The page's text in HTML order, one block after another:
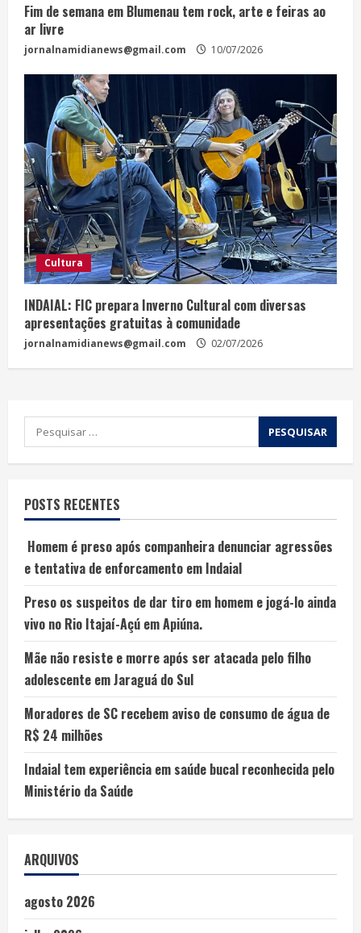
Fim de semana em Blumenau tem rock, arte e feiras ao
ar livre
jornalnamidianews@gmail.com 10/07/2026
Cultura
INDAIAL: FIC prepara Inverno Cultural com diversas
apresentações gratuitas à comunidade
jornalnamidianews@gmail.com 02/07/2026
POSTS RECENTES
Homem é preso após companheira denunciar agressões
e tentativa de enforcamento em Indaial
Preso os suspeitos de dar tiro em homem e jogá-lo ainda
vivo no Rio Itajaí-Açú em Apiúna.
Mãe não resiste e morre após ser atacada pelo filho
adolescente em Jaraguá do Sul
Moradores de SC recebem aviso de consumo de água de
R$ 24 milhões
Indaial tem experiência em saúde bucal reconhecida pelo
Ministério da Saúde
ARQUIVOS
agosto 2026